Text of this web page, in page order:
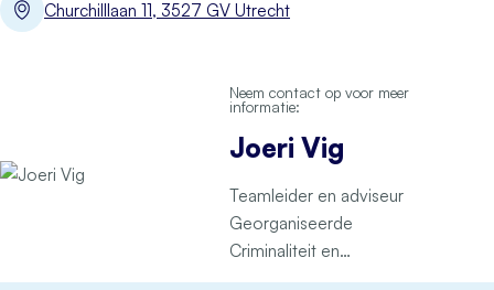
Churchilllaan 11, 3527 GV Utrecht
Neem contact op voor meer
informatie:
Joeri Vig
Teamleider en adviseur
Georganiseerde
Criminaliteit en
Ondermijning (GCO)